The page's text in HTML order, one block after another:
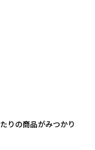
りの商品がみつかり